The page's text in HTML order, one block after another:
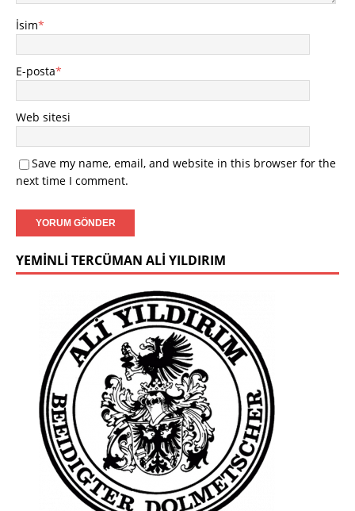
İsim*
E-posta*
Web sitesi
Save my name, email, and website in this browser for the
next time I comment.
YEMINLI TERCÜMAN ALI YILDIRIM